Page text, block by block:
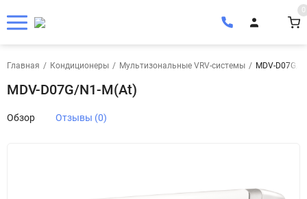
0
Главная / Кондиционеры / Мультизональные VRV-системы / MDV-D07G/
MDV-D07G/N1-M(At)
Обзор Отзывы (0)